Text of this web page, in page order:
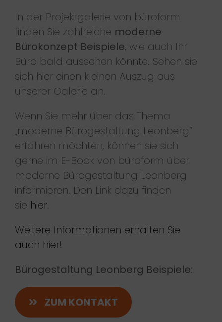
In der Projektgalerie von büroform
finden Sie zahlreiche moderne
Bürokonzept Beispiele, wie auch Ihr
Büro bald aussehen könnte. Sehen sie
sich hier einen kleinen Auszug aus
unserer Galerie an.
Wenn Sie mehr über das Thema
„moderne Bürogestaltung Leonberg“
erfahren möchten, können sie sich
gerne im E-Book von büroform über
moderne Bürogestaltung Leonberg
informieren. Den Link dazu finden
sie hier.
Weitere Informationen erhalten Sie
auch hier!
Bürogestaltung Leonberg Beispiele:
ZUM KONTAKT